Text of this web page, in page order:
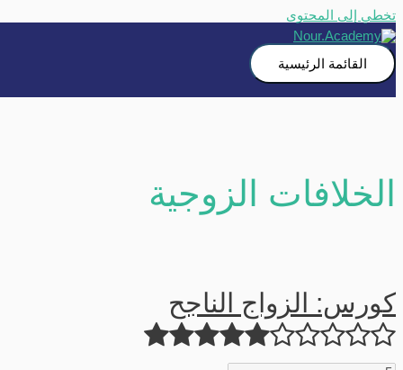
تخطي إلى المحتوى
القائمة الرئيسية
الخلافات الزوجية
كورس: الزواج الناجح